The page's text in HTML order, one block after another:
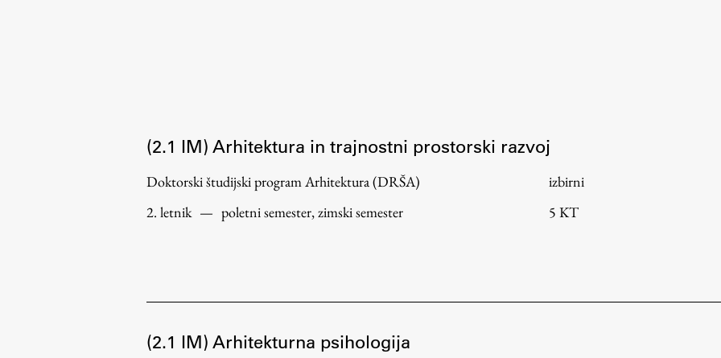
Osebni portal FIORI
Spletni arhiv DEPO
ŠIS (SI)
ŠIS (EN)
(2.1 IM) Arhitektura in trajnostni prostorski razvoj
Doktorski študijski program Arhitektura (DRŠA)
2. letnik — poletni semester, zimski semester
izbirni
5 KT
(2.1 IM) Arhitekturna psihologija